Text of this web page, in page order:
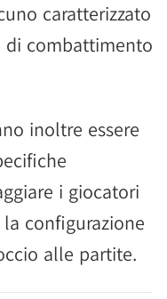
caratterizzato
di combattimento
inoltre essere
i giocatori
configurazione
alle partite.